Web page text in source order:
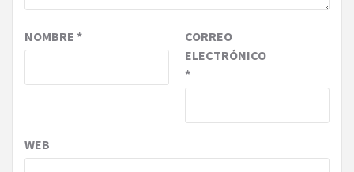
NOMBRE *
CORREO
ELECTRÓNICO
*
WEB